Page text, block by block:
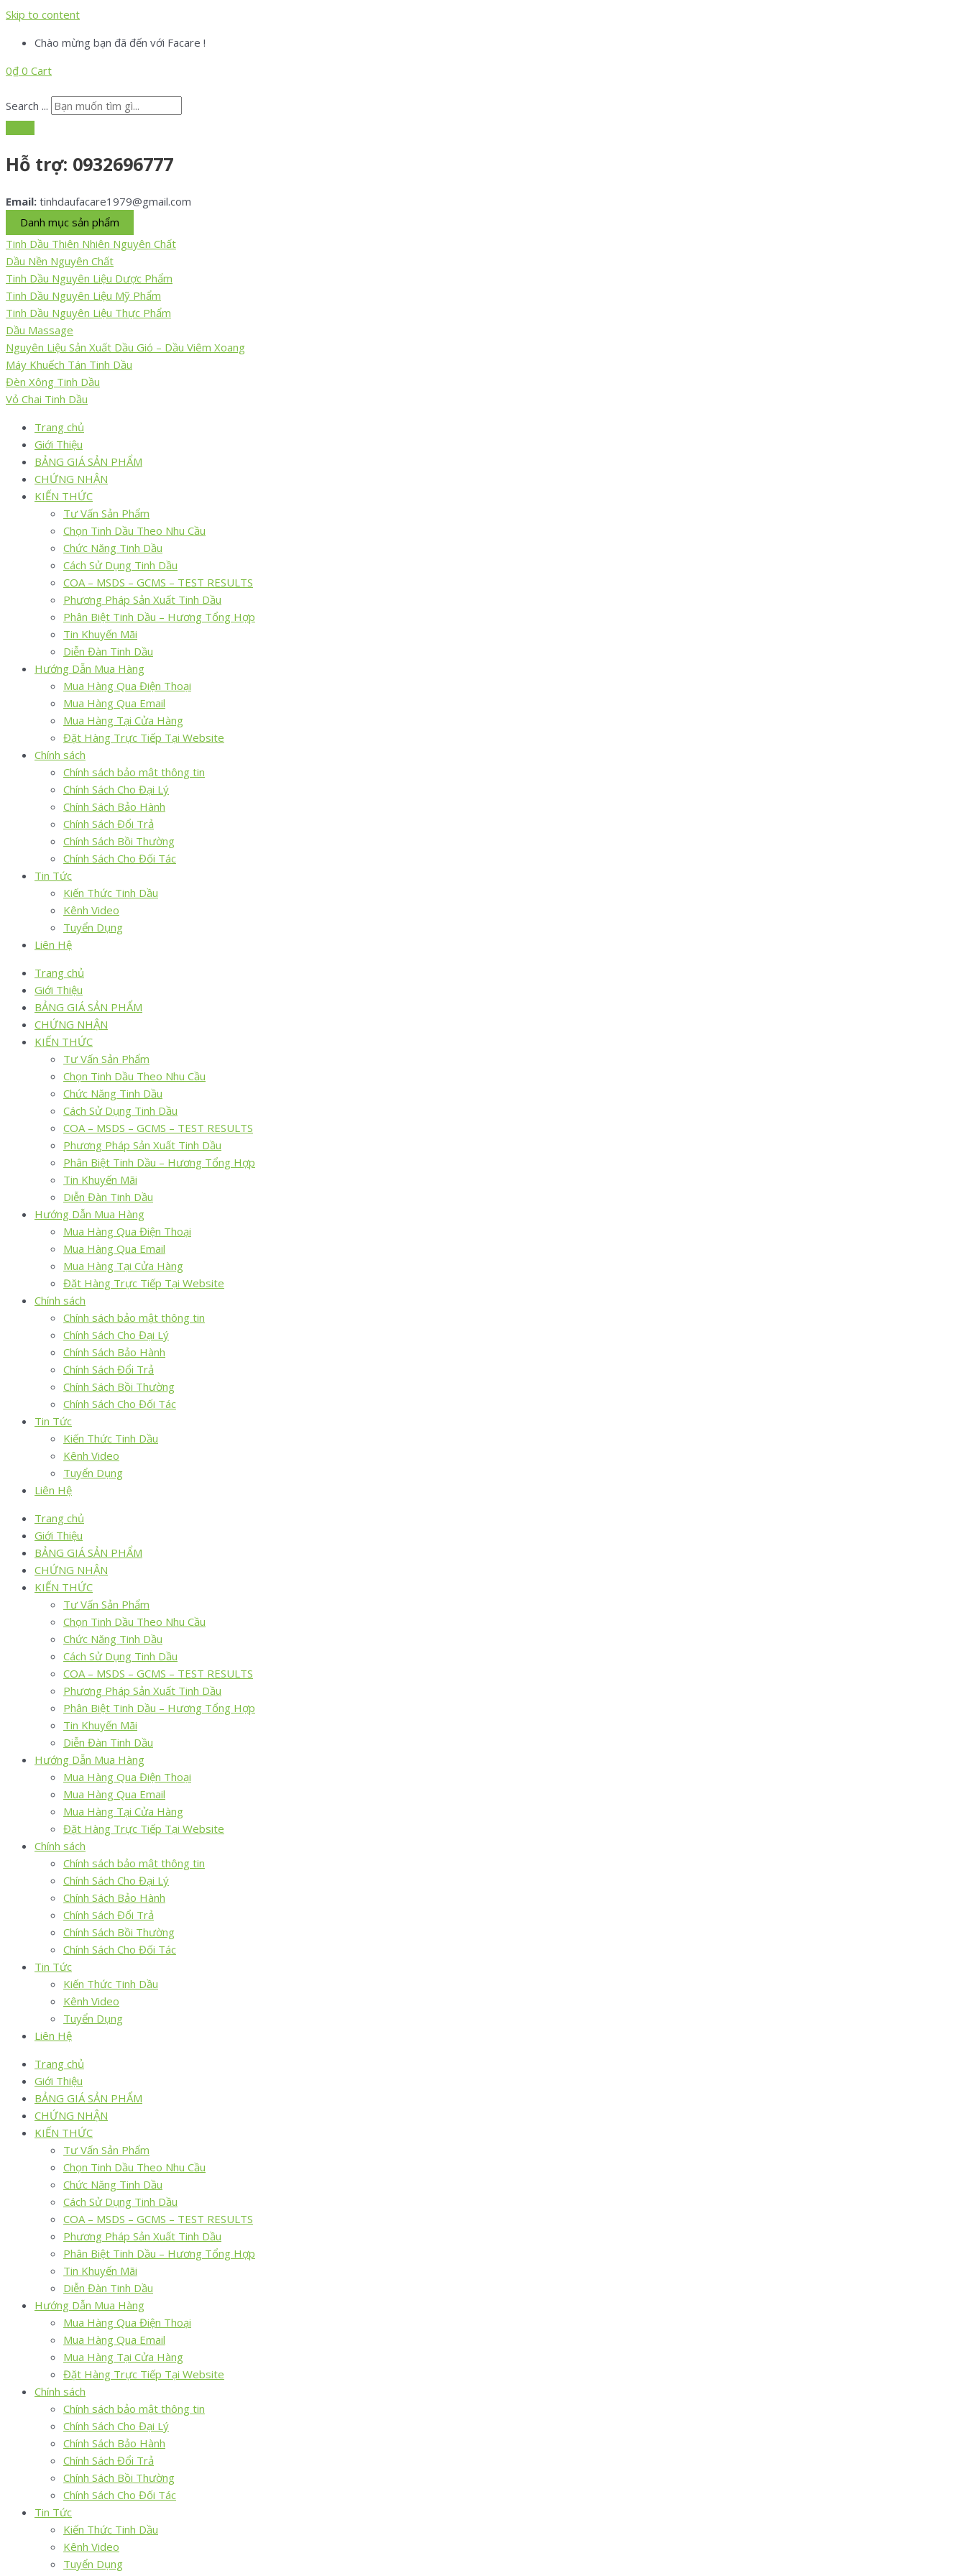
Skip to content
Chào mừng bạn đã đến với Facare !
0₫ 0 Cart
Search ...
Hỗ trợ: 0932696777
Email: tinhdaufacare1979@gmail.com
Danh mục sản phẩm
Tinh Dầu Thiên Nhiên Nguyên Chất
Dầu Nền Nguyên Chất
Tinh Dầu Nguyên Liệu Dược Phẩm
Tinh Dầu Nguyên Liệu Mỹ Phẩm
Tinh Dầu Nguyên Liệu Thực Phẩm
Dầu Massage
Nguyên Liệu Sản Xuất Dầu Gió – Dầu Viêm Xoang
Máy Khuếch Tán Tinh Dầu
Đèn Xông Tinh Dầu
Vỏ Chai Tinh Dầu
Trang chủ
Giới Thiệu
BẢNG GIÁ SẢN PHẨM
CHỨNG NHẬN
KIẾN THỨC
Tư Vấn Sản Phẩm
Chọn Tinh Dầu Theo Nhu Cầu
Chức Năng Tinh Dầu
Cách Sử Dụng Tinh Dầu
COA – MSDS – GCMS – TEST RESULTS
Phương Pháp Sản Xuất Tinh Dầu
Phân Biệt Tinh Dầu – Hương Tổng Hợp
Tin Khuyến Mãi
Diễn Đàn Tinh Dầu
Hướng Dẫn Mua Hàng
Mua Hàng Qua Điện Thoại
Mua Hàng Qua Email
Mua Hàng Tại Cửa Hàng
Đặt Hàng Trực Tiếp Tại Website
Chính sách
Chính sách bảo mật thông tin
Chính Sách Cho Đại Lý
Chính Sách Bảo Hành
Chính Sách Đổi Trả
Chính Sách Bồi Thường
Chính Sách Cho Đối Tác
Tin Tức
Kiến Thức Tinh Dầu
Kênh Video
Tuyển Dụng
Liên Hệ
Trang chủ
Giới Thiệu
BẢNG GIÁ SẢN PHẨM
CHỨNG NHẬN
KIẾN THỨC
Tư Vấn Sản Phẩm
Chọn Tinh Dầu Theo Nhu Cầu
Chức Năng Tinh Dầu
Cách Sử Dụng Tinh Dầu
COA – MSDS – GCMS – TEST RESULTS
Phương Pháp Sản Xuất Tinh Dầu
Phân Biệt Tinh Dầu – Hương Tổng Hợp
Tin Khuyến Mãi
Diễn Đàn Tinh Dầu
Hướng Dẫn Mua Hàng
Mua Hàng Qua Điện Thoại
Mua Hàng Qua Email
Mua Hàng Tại Cửa Hàng
Đặt Hàng Trực Tiếp Tại Website
Chính sách
Chính sách bảo mật thông tin
Chính Sách Cho Đại Lý
Chính Sách Bảo Hành
Chính Sách Đổi Trả
Chính Sách Bồi Thường
Chính Sách Cho Đối Tác
Tin Tức
Kiến Thức Tinh Dầu
Kênh Video
Tuyển Dụng
Liên Hệ
Trang chủ
Giới Thiệu
BẢNG GIÁ SẢN PHẨM
CHỨNG NHẬN
KIẾN THỨC
Tư Vấn Sản Phẩm
Chọn Tinh Dầu Theo Nhu Cầu
Chức Năng Tinh Dầu
Cách Sử Dụng Tinh Dầu
COA – MSDS – GCMS – TEST RESULTS
Phương Pháp Sản Xuất Tinh Dầu
Phân Biệt Tinh Dầu – Hương Tổng Hợp
Tin Khuyến Mãi
Diễn Đàn Tinh Dầu
Hướng Dẫn Mua Hàng
Mua Hàng Qua Điện Thoại
Mua Hàng Qua Email
Mua Hàng Tại Cửa Hàng
Đặt Hàng Trực Tiếp Tại Website
Chính sách
Chính sách bảo mật thông tin
Chính Sách Cho Đại Lý
Chính Sách Bảo Hành
Chính Sách Đổi Trả
Chính Sách Bồi Thường
Chính Sách Cho Đối Tác
Tin Tức
Kiến Thức Tinh Dầu
Kênh Video
Tuyển Dụng
Liên Hệ
Trang chủ
Giới Thiệu
BẢNG GIÁ SẢN PHẨM
CHỨNG NHẬN
KIẾN THỨC
Tư Vấn Sản Phẩm
Chọn Tinh Dầu Theo Nhu Cầu
Chức Năng Tinh Dầu
Cách Sử Dụng Tinh Dầu
COA – MSDS – GCMS – TEST RESULTS
Phương Pháp Sản Xuất Tinh Dầu
Phân Biệt Tinh Dầu – Hương Tổng Hợp
Tin Khuyến Mãi
Diễn Đàn Tinh Dầu
Hướng Dẫn Mua Hàng
Mua Hàng Qua Điện Thoại
Mua Hàng Qua Email
Mua Hàng Tại Cửa Hàng
Đặt Hàng Trực Tiếp Tại Website
Chính sách
Chính sách bảo mật thông tin
Chính Sách Cho Đại Lý
Chính Sách Bảo Hành
Chính Sách Đổi Trả
Chính Sách Bồi Thường
Chính Sách Cho Đối Tác
Tin Tức
Kiến Thức Tinh Dầu
Kênh Video
Tuyển Dụng